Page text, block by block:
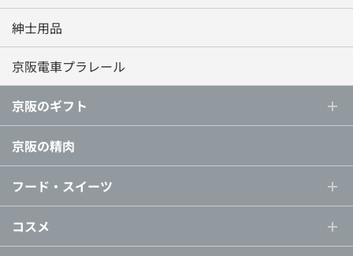
紳士用品
京阪電車プラレール
京阪のギフト
京阪の精肉
フード・スイーツ
コスメ